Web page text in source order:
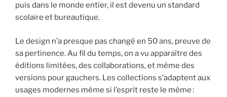
puis dans le monde entier, il est devenu un standard
scolaire et bureautique.
Le design n’a presque pas changé en 50 ans, preuve de
sa pertinence. Au fil du temps, on a vu apparaître des
éditions limitées, des collaborations, et même des
versions pour gauchers. Les collections s’adaptent aux
usages modernes même si l’esprit reste le même :